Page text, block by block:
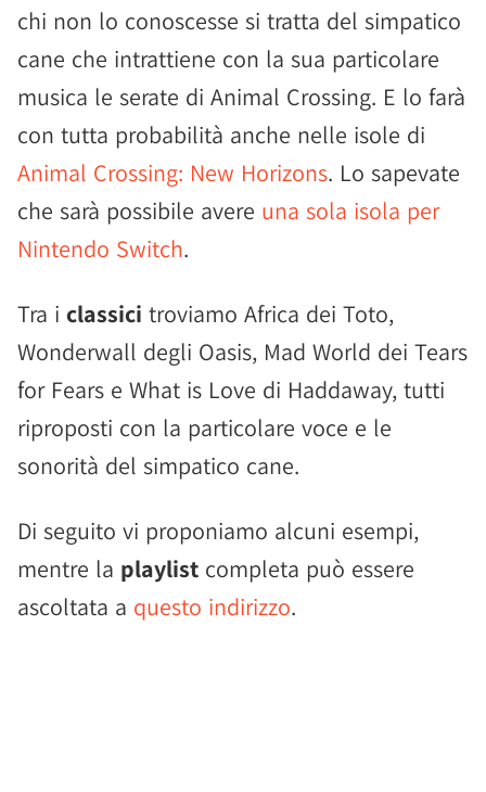
chi non lo conoscesse si tratta del simpatico
cane che intrattiene con la sua particolare
musica le serate di Animal Crossing. E lo farà
con tutta probabilità anche nelle isole di
Animal Crossing: New Horizons. Lo sapevate
che sarà possibile avere una sola isola per
Nintendo Switch.
Tra i classici troviamo Africa dei Toto,
Wonderwall degli Oasis, Mad World dei Tears
for Fears e What is Love di Haddaway, tutti
riproposti con la particolare voce e le
sonorità del simpatico cane.
Di seguito vi proponiamo alcuni esempi,
mentre la playlist completa può essere
ascoltata a questo indirizzo.